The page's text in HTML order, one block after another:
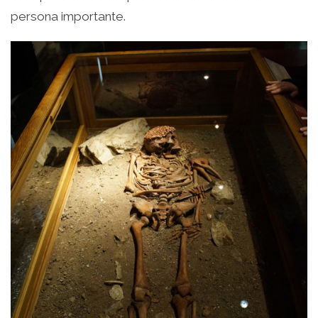
persona importante.